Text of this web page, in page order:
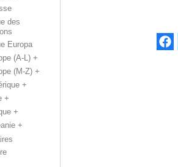
des
Europa
(A-L) +
(M-Z) +
+
+
+
+